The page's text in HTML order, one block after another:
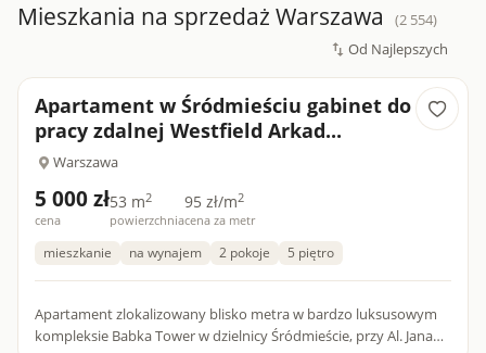
Mieszkania na sprzedaż Warszawa (2 554)
Apartament w Śródmieściu gabinet do
pracy zdalnej Westfield Arkad...
Warszawa
5 000 zł
cena
53 m2
powierzchnia
95 zł/m2
cena za metr
mieszkanie na wynajem 2 pokoje 5 piętro
Apartament zlokalizowany blisko metra w bardzo luksusowym
kompleksie Babka Tower w dzielnicy Śródmieście, przy Al. Jana